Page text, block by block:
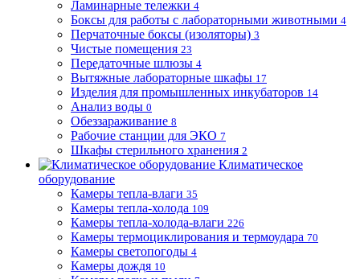
Ламинарные тележки 4
Боксы для работы с лабораторными животными 4
Перчаточные боксы (изоляторы) 3
Чистые помещения 23
Передаточные шлюзы 4
Вытяжные лабораторные шкафы 17
Изделия для промышленных инкубаторов 14
Анализ воды 0
Обеззараживание 8
Рабочие станции для ЭКО 7
Шкафы стерильного хранения 2
Климатическое
оборудование
Камеры тепла-влаги 35
Камеры тепла-холода 109
Камеры тепла-холода-влаги 226
Камеры термоциклирования и термоудара 70
Камеры светопогоды 4
Камеры дождя 10